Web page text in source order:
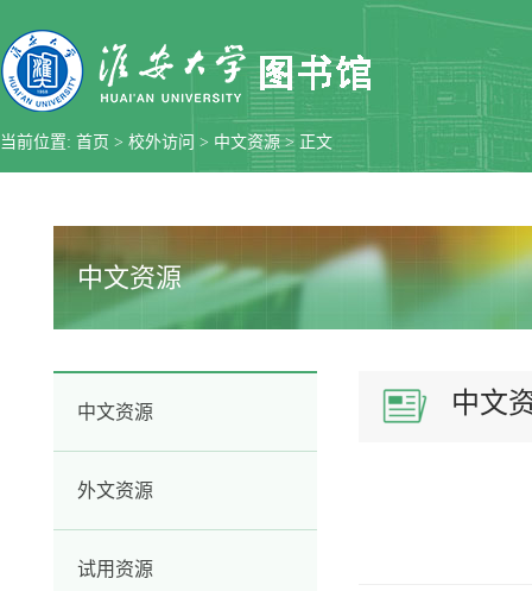
当前位置: 首页 > 校外访问 > 中文资源> 正文
中文资源
中文资源
外文资源
试用资源
中文